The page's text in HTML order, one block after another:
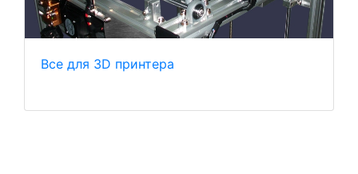
Все для 3D принтера